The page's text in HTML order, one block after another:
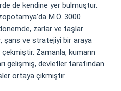
de kendine yer bulmuştur.
M.Ö. 3000
zarlar ve taşlar
şans ve stratejiyi bir araya
Zamanla, kumarın
gelişmiş, devletler tarafından
ortaya çıkmıştır.